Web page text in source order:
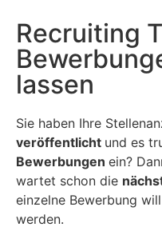
Recruiting
lassen
Sie haben Ihre
veröffentlicht und es
Bewerbungen ein?
wartet schon die
einzelne Bewerbung
werden.